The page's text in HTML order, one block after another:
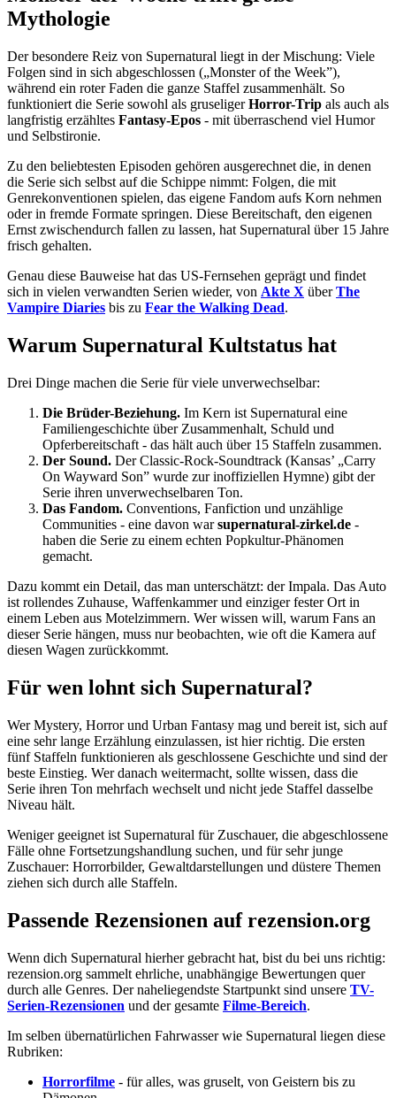
Mythologie
Der besondere Reiz von Supernatural liegt in der Mischung: Viele
Folgen sind in sich abgeschlossen („Monster of the Week”),
während ein roter Faden die ganze Staffel zusammenhält. So
funktioniert die Serie sowohl als gruseligerHorror-Trip als auch als
langfristig erzähltes Fantasy-Epos - mit überraschend viel Humor
und Selbstironie.
Zu den beliebtesten Episoden gehören ausgerechnet die, in denen
die Serie sich selbst auf die Schippe nimmt: Folgen, die mit
Genrekonventionen spielen, das eigene Fandom aufs Korn nehmen
oder in fremde Formate springen. Diese Bereitschaft, den eigenen
Ernst zwischendurch fallen zu lassen, hat Supernatural über 15 Jahre
frisch gehalten.
Genau diese Bauweise hat das US-Fernsehen geprägt und findet
sich in vielen verwandten Serien wieder, von Akte X überThe
Vampire Diaries bis zu Fear the Walking Dead.
Warum Supernatural Kultstatus hat
Drei Dinge machen die Serie für viele unverwechselbar:
Die Brüder-Beziehung. Im Kern ist Supernatural eine
Familiengeschichte über Zusammenhalt, Schuld und
Opferbereitschaft - das hält auch über 15 Staffeln zusammen.
Der Sound. Der Classic-Rock-Soundtrack (Kansas’ „Carry
On Wayward Son” wurde zur inoffiziellen Hymne) gibt der
Serie ihren unverwechselbaren Ton.
Das Fandom. Conventions, Fanfiction und unzählige
Communities - eine davon warsupernatural-zirkel.de -
haben die Serie zu einem echten Popkultur-Phänomen
gemacht.
Dazu kommt ein Detail, das man unterschätzt: der Impala. Das Auto
ist rollendes Zuhause, Waffenkammer und einziger fester Ort in
einem Leben aus Motelzimmern. Wer wissen will, warum Fans an
dieser Serie hängen, muss nur beobachten, wie oft die Kamera auf
diesen Wagen zurückkommt.
Für wen lohnt sich Supernatural?
Wer Mystery, Horror und Urban Fantasy mag und bereit ist, sich auf
eine sehr lange Erzählung einzulassen, ist hier richtig. Die ersten
fünf Staffeln funktionieren als geschlossene Geschichte und sind der
beste Einstieg. Wer danach weitermacht, sollte wissen, dass die
Serie ihren Ton mehrfach wechselt und nicht jede Staffel dasselbe
Niveau hält.
Weniger geeignet ist Supernatural für Zuschauer, die abgeschlossene
Fälle ohne Fortsetzungshandlung suchen, und für sehr junge
Zuschauer: Horrorbilder, Gewaltdarstellungen und düstere Themen
ziehen sich durch alle Staffeln.
Passende Rezensionen auf rezension.org
Wenn dich Supernatural hierher gebracht hat, bist du bei uns richtig:
rezension.org sammelt ehrliche, unabhängige Bewertungen quer
durch alle Genres. Der naheliegendste Startpunkt sind unsere TV-
Serien-Rezensionen und der gesamte Filme-Bereich.
Im selben übernatürlichen Fahrwasser wie Supernatural liegen diese
Rubriken:
Horrorfilme - für alles, was gruselt, von Geistern bis zu